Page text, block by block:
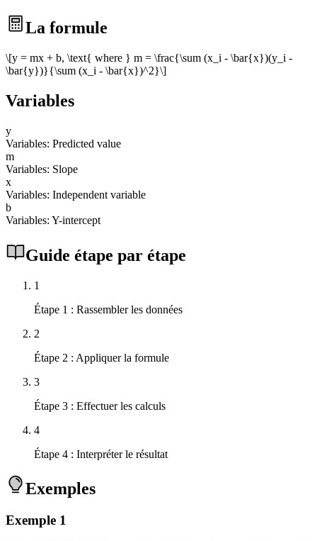
La formule
\[y = mx + b, \text{ where } m = \frac{\sum (x_i - \bar{x})(y_i -
\bar{y})}{\sum (x_i - \bar{x})^2}\]
Variables
y
Variables: Predicted value
m
Variables: Slope
x
Variables: Independent variable
b
Variables: Y-intercept
Guide étape par étape
1
Étape 1 : Rassembler les données
2
Étape 2 : Appliquer la formule
3
Étape 3 : Effectuer les calculs
4
Étape 4 : Interpréter le résultat
Exemples
Exemple 1